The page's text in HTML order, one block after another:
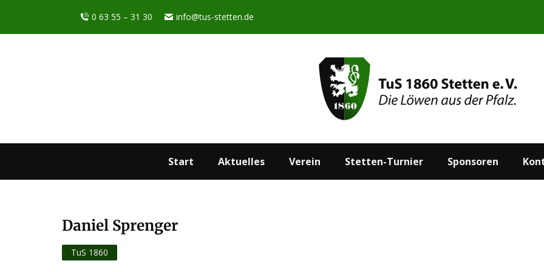
0 63 55 – 31 30 info@tus-stetten.de
Start Aktuelles Verein Stetten-Turnier Sponsoren
Daniel Sprenger
Sie befinden sich hier:
TuS 1860